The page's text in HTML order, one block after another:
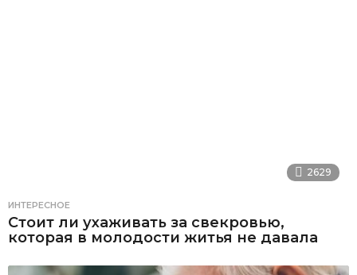
2629
ИНТЕРЕСНОЕ
Стоит ли ухаживать за свекровью,
которая в молодости житья не давала